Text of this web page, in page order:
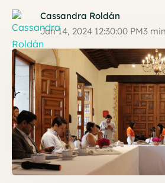
Cassandra Roldán
Jun 14, 2024 12:30:00 PM3